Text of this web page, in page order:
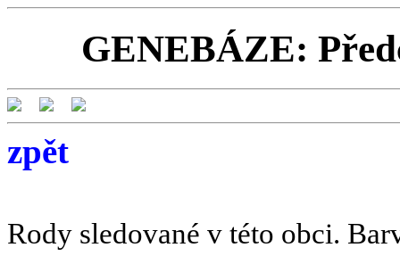
GENEBÁZE:
zpět
Rody sledované v této obci.